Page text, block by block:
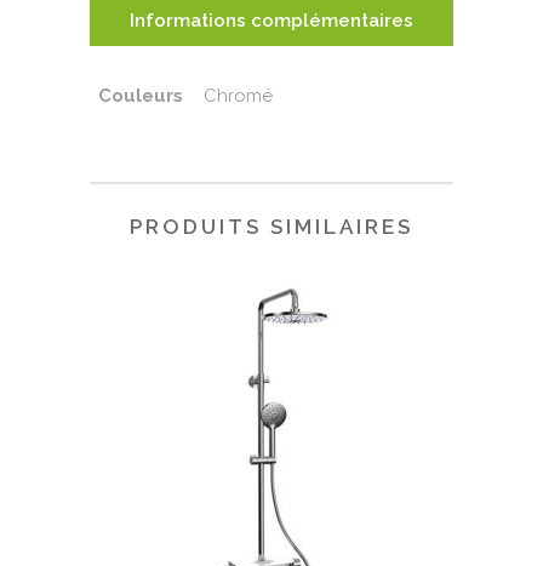
Informations complémentaires
Couleurs Chromé
PRODUITS SIMILAIRES